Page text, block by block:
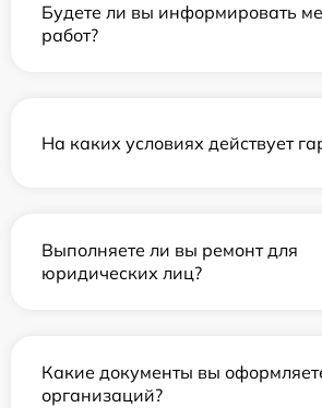
Будете ли вы информировать
работ?
На каких условиях действует
Выполняете ли вы ремонт для
юридических лиц?
Какие документы вы
организаций?